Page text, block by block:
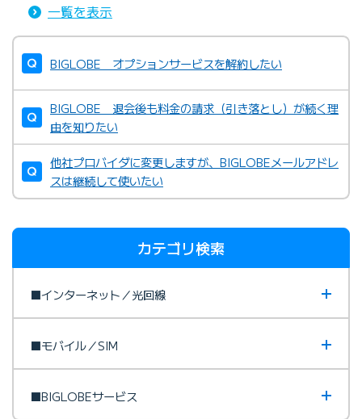
一覧を表示
BIGLOBE オプションサービスを解約したい
BIGLOBE 退会後も料金の請求（引き落とし）が続く理
由を知りたい
他社プロバイダに変更しますが、BIGLOBEメールアドレ
スは継続して使いたい
カテゴリ検索
■インターネット／光回線
■モバイル／SIM
■BIGLOBEサービス